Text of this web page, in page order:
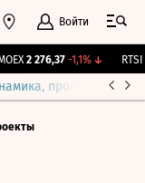
Войти
2 276,37 -1,1%↓ RTSI
прогнозы